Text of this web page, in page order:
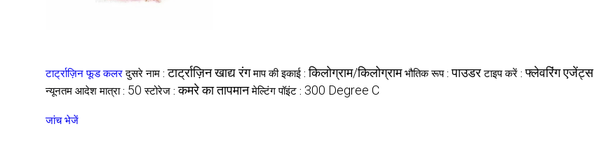
टार्ट्राज़िन फूड कलर दुसरे नाम :टार्ट्राज़िन खाद्य रंग माप की इकाई :किलोग्राम/किलोग्राम भौतिक रूप :पाउडर टाइप करें :फ्लेवरिंग एजेंट्स
न्यूनतम आदेश मात्रा : 50 स्टोरेज :कमरे का तापमान मेल्टिंग पॉइंट : 300 Degree C
जांच भेजें